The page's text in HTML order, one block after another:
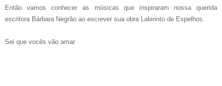
Então vamos conhecer as músicas que inspiraram nossa querida
escritora Bárbara Negrão ao escrever sua obra Labirinto de Espelhos.
Sei que vocês vão amar.